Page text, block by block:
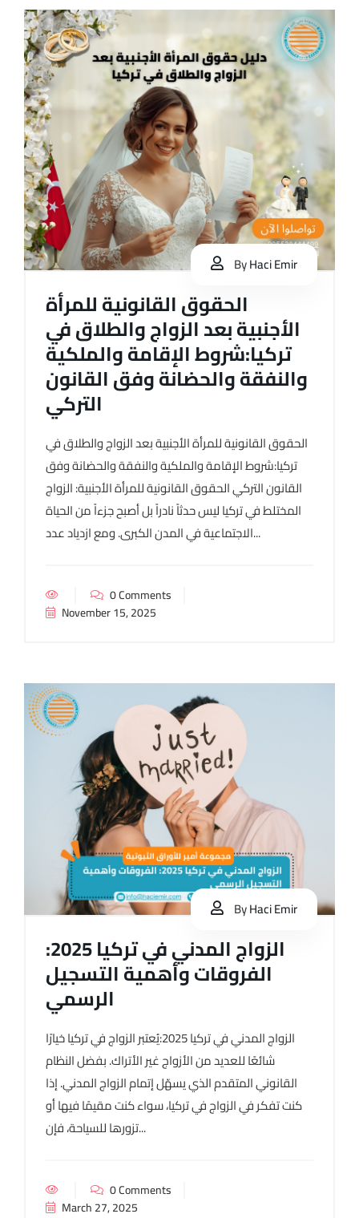
ByHaci Emir
الحقوق القانونية للمرأة
الأجنبية بعد الزواج والطلاق في
تركيا:شروط الإقامة والملكية
والنفقة والحضانة وفق القانون
التركي
الحقوق القانونية للمرأة الأجنبية بعد الزواج والطلاق في
تركيا:شروط الإقامة والملكية والنفقة والحضانة وفق
القانون التركي الحقوق القانونية للمرأة الأجنبية: الزواج
المختلط في تركيا ليس حدثاً نادراً بل أصبح جزءاً من الحياة
الاجتماعية في المدن الكبرى. ومع ازدياد عدد...
0 Comments
November 15, 2025
ByHaci Emir
الزواج المدني في تركيا 2025:
الفروقات وأهمية التسجيل
الرسمي
الزواج المدني في تركيا 2025:يُعتبر الزواج في تركيا خيارًا
شائعًا للعديد من الأزواج غير الأتراك. بفضل النظام
القانوني المتقدم الذي يسهّل إتمام الزواج المدني. إذا
كنت تفكر في الزواج في تركيا، سواء كنت مقيمًا فيها أو
تزورها للسياحة، فإن...
0 Comments
March 27, 2025